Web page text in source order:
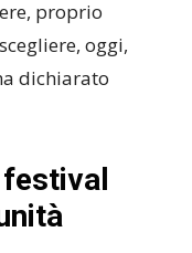
proprio
oggi,
dichiarato